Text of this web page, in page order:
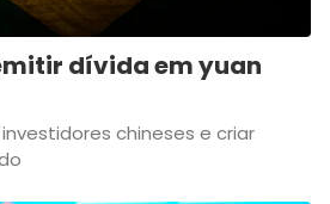
dívida em yuan
chineses e criar